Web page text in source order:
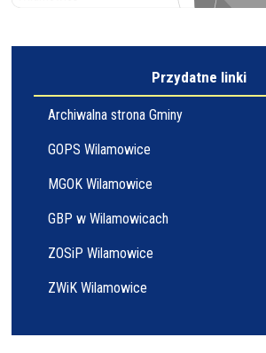
Przydatne linki
Archiwalna strona Gminy
GOPS Wilamowice
MGOK Wilamowice
GBP w Wilamowicach
ZOSiP Wilamowice
ZWiK Wilamowice